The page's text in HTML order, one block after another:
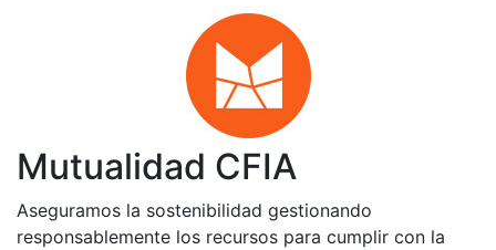
Mutualidad CFIA
Aseguramos la sostenibilidad gestionando
responsablemente los recursos para cumplir con la